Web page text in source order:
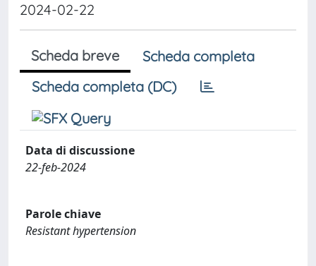
2024-02-22
Scheda breve
Scheda completa
Scheda completa (DC)
Data di discussione
22-feb-2024
Parole chiave
Resistant hypertension